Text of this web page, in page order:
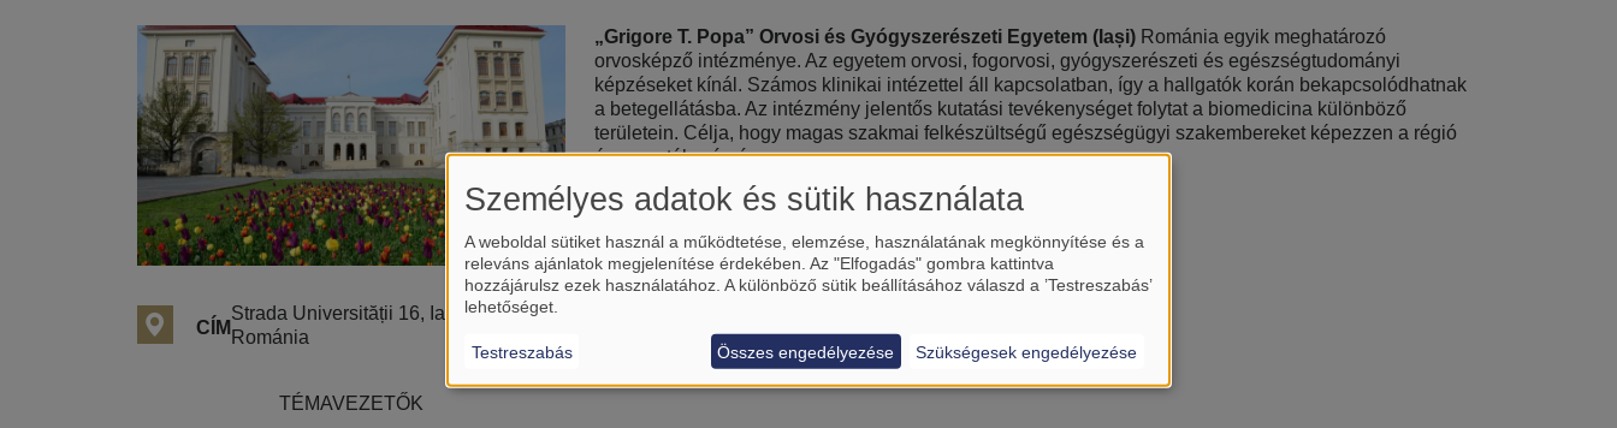
CÍM
Strada Universității 16, Iași 700115,
Románia
TÉMAVEZETŐK
„Grigore T. Popa” Orvosi és Gyógyszerészeti Egyetem (Iași) Románia egyik meghatározó
orvosképző intézménye. Az egyetem orvosi, fogorvosi, gyógyszerészeti és egészségtudományi
képzéseket kínál. Számos klinikai intézettel áll kapcsolatban, így a hallgatók korán bekapcsolódhatnak
a betegellátásba. Az intézmény jelentős kutatási tevékenységet folytat a biomedicina különböző
területein. Célja, hogy magas szakmai felkészültségű egészségügyi szakembereket képezzen a régió
és azon túl számára.
Személyes adatok és sütik használata
A weboldal sütiket használ a működtetése, elemzése, használatának megkönnyítése és a
releváns ajánlatok megjelenítése érdekében. Az "Elfogadás" gombra kattintva
hozzájárulsz ezek használatához. A különböző sütik beállításához válaszd a ’Testreszabás’
lehetőséget.
Testreszabás Szükségesek engedélyezése
Összes engedélyezése